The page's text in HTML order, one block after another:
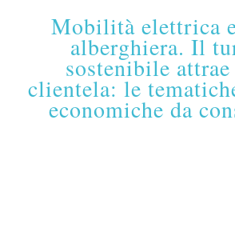
Mobilità elettrica
alberghiera. Il
sostenibile
clientela: le
economiche da